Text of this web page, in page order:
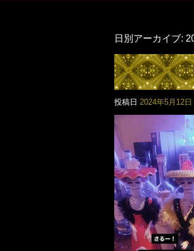
日別アーカイブ:
投稿日 2024年5月12日